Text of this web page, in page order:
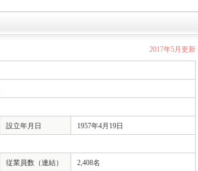
2017年5月更新
設立年月日 1957年4月19日
従業員数（連結） 2,408名